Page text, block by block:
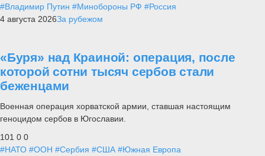
#Владимир Путин #Минобороны РФ #Россия
4 августа 2026За рубежом
«Буря» над Краиной: операция, после
которой сотни тысяч сербов стали
беженцами
Военная операция хорватской армии, ставшая настоящим
геноцидом сербов в Югославии.
101 0 0
#НАТО #ООН #Сербия #США #Южная Европа